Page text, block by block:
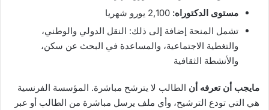
مستوى الدكتوراه:
تشمل المنحة إضافة إلى ذلك: النقل الدولي والوطني،
والتغطية الاجتماعية، والمساعدة في البحث عن سكن،
والأنشطة الثقافية
مايجب أن تعرفه أن الطالب لا يترشح مباشرة. المؤسسة الفرنسية
هي التي تودع الترشيح، وأي ملف يرسل مباشرة من الطالب أو عبر